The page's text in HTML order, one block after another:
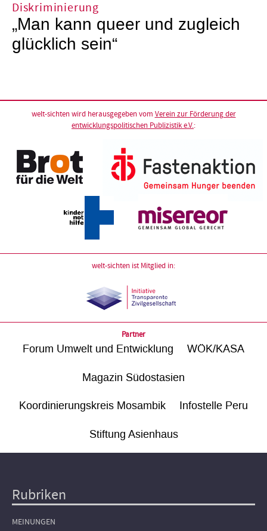
Diskriminierung
„Man kann queer und zugleich
glücklich sein“
welt-sichten wird herausgegeben vom Verein zur Förderung der
entwicklungspolitischen Publizistik e.V.:
welt-sichten ist Mitglied in:
Partner
Forum Umwelt und Entwicklung WÖK/KASA
Magazin Südostasien
Koordinierungskreis Mosambik Infostelle Peru
Stiftung Asienhaus
Hauptnavigation
Rubriken
MEINUNGEN